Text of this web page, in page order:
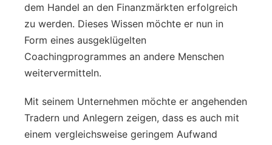
dem Handel an den Finanzmärkten erfolgreich
zu werden. Dieses Wissen möchte er nun in
Form eines ausgeklügelten
Coachingprogrammes an andere Menschen
weitervermitteln.
Mit seinem Unternehmen möchte er angehenden
Tradern und Anlegern zeigen, dass es auch mit
einem vergleichsweise geringem Aufwand